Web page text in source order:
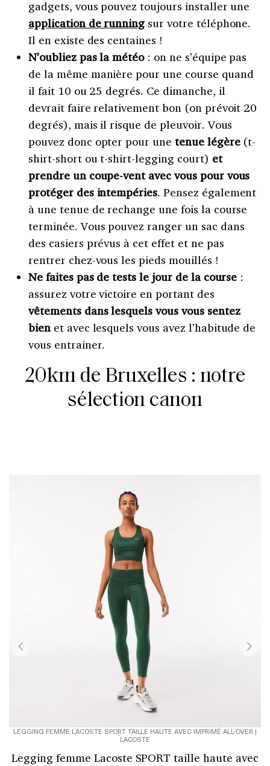
gadgets, vous pouvez toujours installer une
application de running sur votre téléphone.
Il en existe des centaines !
N’oubliez pas la météo: on ne s’équipe pas
de la même manière pour une course quand
il fait 10 ou 25 degrés. Ce dimanche, il
devrait faire relativement bon (on prévoit 20
degrés), mais il risque de pleuvoir. Vous
pouvez donc opter pour une tenue légère(t-
shirt-short ou t-shirt-legging court) et
prendre un coupe-vent avec vous pour vous
protéger des intempéries. Pensez également
à une tenue de rechange une fois la course
terminée. Vous pouvez ranger un sac dans
des casiers prévus à cet effet et ne pas
rentrer chez-vous les pieds mouillés !
Ne faites pas de tests le jour de la course :
assurez votre victoire en portant des
vêtements dans lesquels vous vous sentez
bienet avec lesquels vous avez l’habitude de
vous entrainer.
20km de Bruxelles : notre
sélection canon
LEGGING FEMME LACOSTE SPORT TAILLE HAUTE AVEC IMPRIMÉ ALL-OVER |
LACOSTE
Legging femme Lacoste SPORT taille haute avec